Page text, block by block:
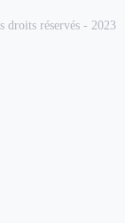
droits réservés - 2023